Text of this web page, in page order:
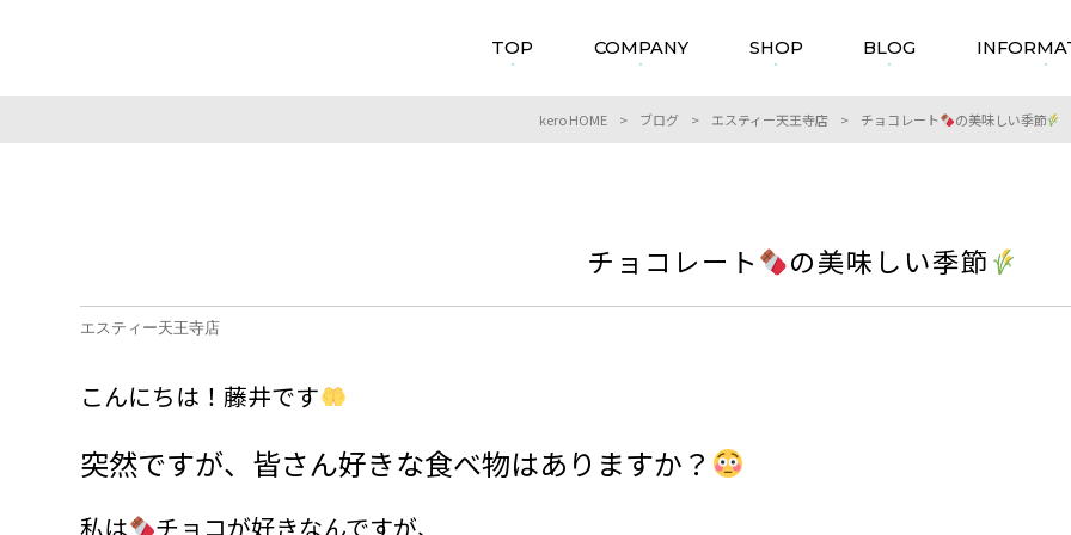
TOP COMPANY SHOP BLOG
kero HOME > ブログ > エスティー天王寺店 > チョコレート の美味しい季節
チョコレート の美味しい季節
エスティー天王寺店
こんにちは！藤井です
突然ですが、皆さん好きな食べ物はありますか？
私は
チョコが好きなんですが、